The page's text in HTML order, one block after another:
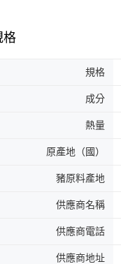
格
規格
成分
熱量
原產地（國）
豬原料產地
供應商名稱
供應商電話
供應商地址